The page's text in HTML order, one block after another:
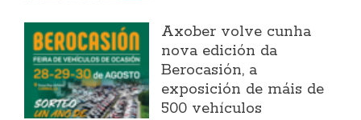
Axober volve cunha
nova edición da
Berocasión, a
exposición de máis de
500 vehículos